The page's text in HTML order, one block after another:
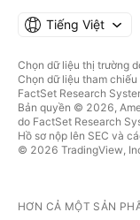
Tiếng Việt
Chọn dữ liệu thị trường
Chọn dữ liệu tham
FactSet Research
Bản quyền © 2026,
do FactSet Research
Hồ sơ nộp lên SEC và
© 2026 TradingView,
HƠN CẢ MỘT SẢN